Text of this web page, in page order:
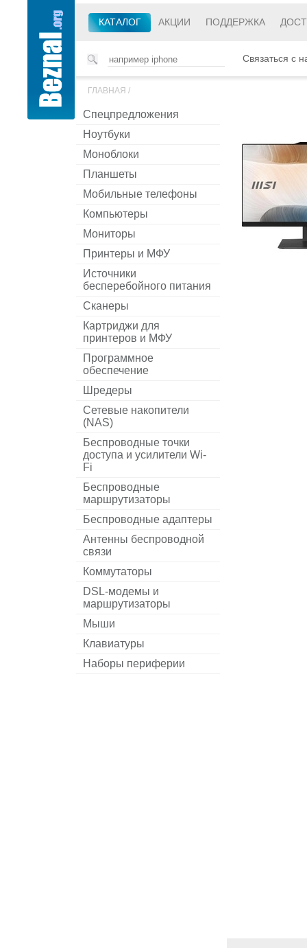
КАТАЛОГ АКЦИИ ПОДДЕРЖКА
Связаться с
ГЛАВНАЯ /
Спецпредложения
Ноутбуки
Моноблоки
Планшеты
Мобильные телефоны
Компьютеры
Мониторы
Принтеры и МФУ
Источники
бесперебойного питания
Сканеры
Картриджи для
принтеров и МФУ
Программное
обеспечение
Шредеры
Сетевые накопители
(NAS)
Беспроводные точки
доступа и усилители Wi-
Fi
Беспроводные
маршрутизаторы
Беспроводные адаптеры
Антенны беспроводной
связи
Коммутаторы
DSL-модемы и
маршрутизаторы
Мыши
Клавиатуры
Наборы периферии